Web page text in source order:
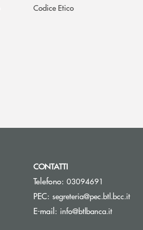
Codice Etico
CONTATTI
Telefono: 03094691
PEC: segreteria@pec.btl.bcc.it(si
E-mail: info@btlbanca.it(si apre